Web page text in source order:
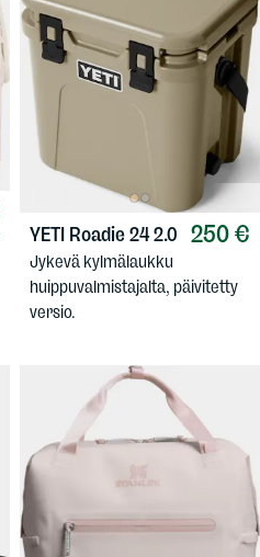
250 €
YETI Roadie 24 2.0
Jykevä kylmälaukku
huippuvalmistajalta, päivitetty
versio.